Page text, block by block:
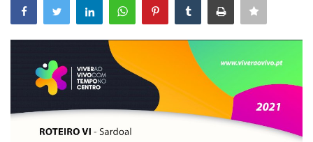
Desporto
Sobre Nós
Educação